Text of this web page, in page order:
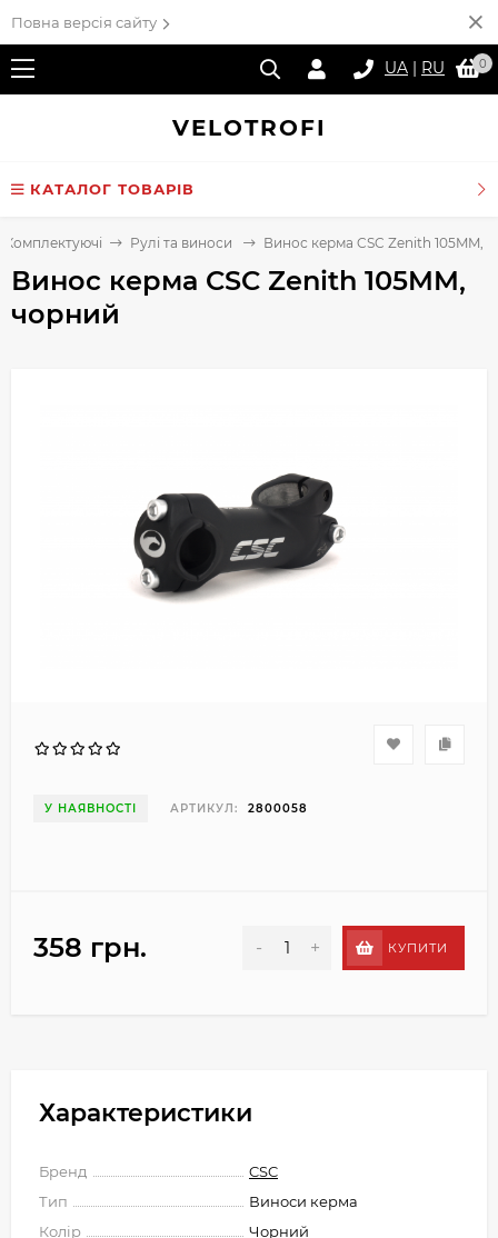
Повна версія сайту
UA | RU 0
VELOTROFI
КАТАЛОГ ТОВАРІВ
Комплектуючі Рулі та виноси Винос керма CSC Zenith 105MM,
Винос керма CSC Zenith 105MM,
чорний
У НАЯВНОСТІ АРТИКУЛ: 2800058
358 грн. - + КУПИТИ
Характеристики
Бренд
CSC
Тип
Виноси керма
Колір
Чорний